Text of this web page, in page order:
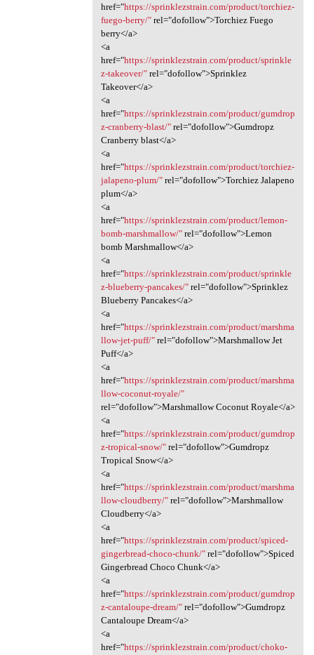
href="https://sprinklezstrain.com/product/torchiez-
fuego-berry/"rel="dofollow">Torchiez Fuego
berry</a>
<a
href="https://sprinklezstrain.com/product/sprinkle
z-takeover/"rel="dofollow">Sprinklez
Takeover</a>
<a
href="https://sprinklezstrain.com/product/gumdrop
z-cranberry-blast/"rel="dofollow">Gumdropz
Cranberry blast</a>
<a
href="https://sprinklezstrain.com/product/torchiez-
jalapeno-plum/"rel="dofollow">Torchiez Jalapeno
plum</a>
<a
href="https://sprinklezstrain.com/product/lemon-
bomb-marshmallow/"rel="dofollow">Lemon
bomb Marshmallow</a>
<a
href="https://sprinklezstrain.com/product/sprinkle
z-blueberry-pancakes/"rel="dofollow">Sprinklez
Blueberry Pancakes</a>
<a
href="https://sprinklezstrain.com/product/marshma
llow-jet-puff/"rel="dofollow">Marshmallow Jet
Puff</a>
<a
href="https://sprinklezstrain.com/product/marshma
llow-coconut-royale/"
rel="dofollow">Marshmallow Coconut Royale</a>
<a
href="https://sprinklezstrain.com/product/gumdrop
z-tropical-snow/"rel="dofollow">Gumdropz
Tropical Snow</a>
<a
href="https://sprinklezstrain.com/product/marshma
llow-cloudberry/"rel="dofollow">Marshmallow
Cloudberry</a>
<a
href="https://sprinklezstrain.com/product/spiced-
gingerbread-choco-chunk/"rel="dofollow">Spiced
Gingerbread Choco Chunk</a>
<a
href="https://sprinklezstrain.com/product/gumdrop
z-cantaloupe-dream/"rel="dofollow">Gumdropz
Cantaloupe Dream</a>
<a
href="https://sprinklezstrain.com/product/choko-